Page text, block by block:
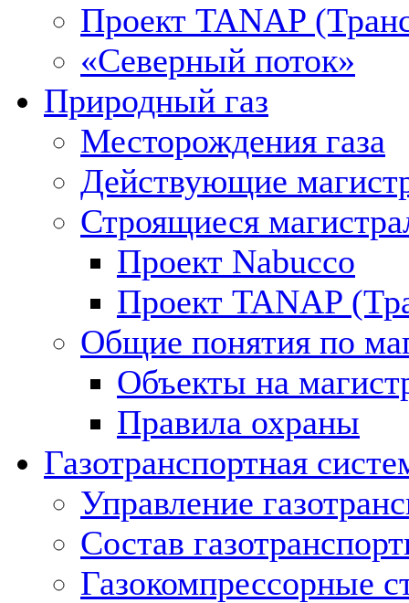
Проект TANAP
«Северный поток»
Природный газ
Месторождения газа
Действующие
Строящиеся
Проект Nabucco
Проект TANAP
Общие понятия по
Объекты на
Правила охраны
Газотранспортная
Управление
Состав
Газокомпрессорные